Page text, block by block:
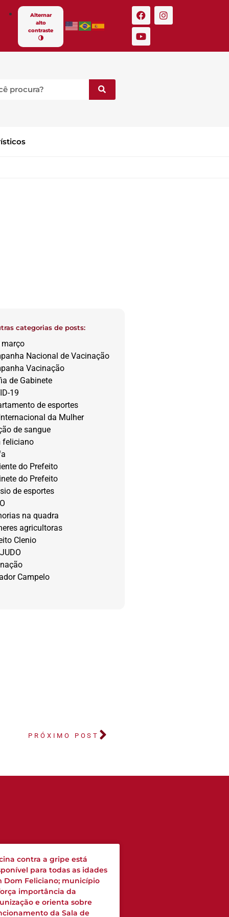
Alternar
alto
contraste
categorias de posts:
março
Nacional de Vacinação
Vacinação
de Gabinete
19
de esportes
da Mulher
de sangue
feliciano
do Prefeito
do Prefeito
de esportes
na quadra
agricultoras
Clenio
Campelo
PRÓXIMO POST
contra a gripe está
para todas as idades
Dom Feliciano; município
importância da
e orienta sobre
da Sala de